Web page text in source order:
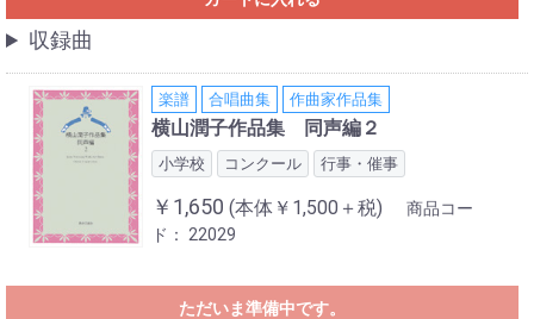
収録曲
楽譜 合唱曲集 作曲家作品集
横山潤子作品集 同声編２
小学校 コンクール 行事・催事
￥1,650 (本体￥1,500＋税)
商品コー
ド： 22029
ただいま準備中です。